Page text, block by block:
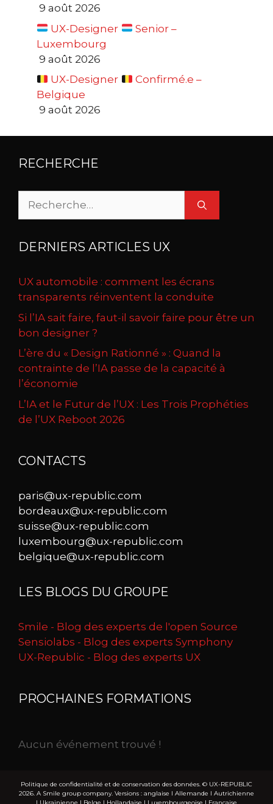
9 août 2026
UX-Designer
Senior –
Luxembourg
9 août 2026
UX-Designer
Confirmé.e –
Belgique
9 août 2026
RECHERCHE
Rechercher :
DERNIERS ARTICLES UX
UX automobile : comment les écrans
transparents réinventent la conduite
Si l’IA sait faire, faut-il savoir faire pour être un
bon designer ?
L’ère du « Design Rationné » : Quand la
contrainte de l’IA passe de la capacité à
l’économie
L’IA et le Futur de l’UX : Les Trois Prophéties
de l’UX Reboot 2026
CONTACTS
paris@ux-republic.com
bordeaux@ux-republic.com
suisse@ux-republic.com
luxembourg@ux-republic.com
belgique@ux-republic.com
LES BLOGS DU GROUPE
Smile - Blog des experts de l'open Source
Sensiolabs - Blog des experts Symphony
UX-Republic - Blog des experts UX
PROCHAINES FORMATIONS
Aucun événement trouvé !
Politique de confidentialité et de conservation des données. © UX-REPUBLIC
2026. A Smile group company. Versions : anglaise I Allemande I Autrichienne
I Ukrainienne I Belge I Hollandaise I Luxembourgeoise I Française